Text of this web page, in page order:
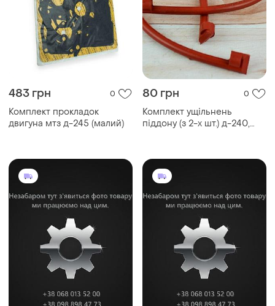
483 грн 0
Комплект прокладок
двигуна мтз д-245 (малий)
80 грн 0
Комплект ущільнень
піддону (з 2-х шт.) д-240,